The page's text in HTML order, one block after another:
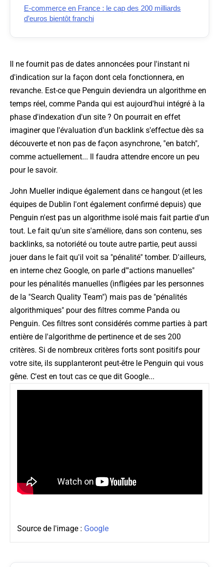
E-commerce en France : le cap des 200 milliards
d’euros bientôt franchi
Il ne fournit pas de dates annoncées pour l'instant ni
d'indication sur la façon dont cela fonctionnera, en
revanche. Est-ce que Penguin deviendra un algorithme en
temps réel, comme Panda qui est aujourd'hui intégré à la
phase d'indexation d'un site ? On pourrait en effet
imaginer que l'évaluation d'un backlink s'effectue dès sa
découverte et non pas de façon asynchrone, "en batch",
comme actuellement... Il faudra attendre encore un peu
pour le savoir.
John Mueller indique également dans ce hangout (et les
équipes de Dublin l'ont également confirmé depuis) que
Penguin n'est pas un algorithme isolé mais fait partie d'un
tout. Le fait qu'un site s'améliore, dans son contenu, ses
backlinks, sa notoriété ou toute autre partie, peut aussi
jouer dans le fait qu'il voit sa "pénalité" tomber. D'ailleurs,
en interne chez Google, on parle d'"actions manuelles"
pour les pénalités manuelles (infligées par les personnes
de la "Search Quality Team") mais pas de "pénalités
algorithmiques" pour des filtres comme Panda ou
Penguin. Ces filtres sont considérés comme parties à part
entière de l'algorithme de pertinence et de ses 200
critères. Si de nombreux critères forts sont positifs pour
votre site, ils supplanteront peut-être le Penguin qui vous
gêne. C'est en tout cas ce que dit Google...
Source de l'image : Google